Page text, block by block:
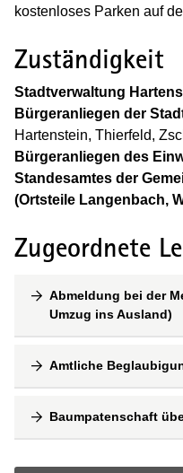
kostenloses Parken auf
Zuständigkeit
Stadtverwaltung
Bürgeranliegen der
Hartenstein, Thierfeld,
Bürgeranliegen des
Standesamtes der
(Ortsteile Langenbach,
Zugeordnete
Abmeldung bei der
Umzug ins Ausland)
Amtliche
Baumpatenschaft